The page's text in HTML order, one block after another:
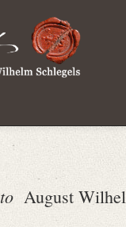
to August